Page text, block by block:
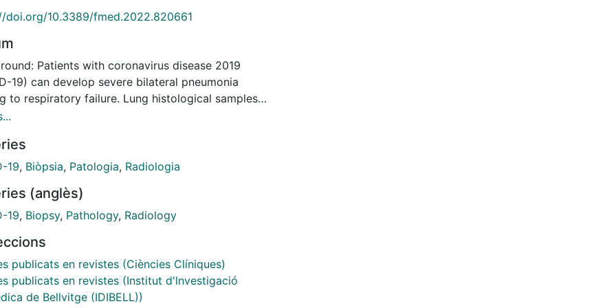
doi.org/10.3389/fmed.2022.820661
Patients with coronavirus disease 2019
19) can develop severe bilateral pneumonia
to respiratory failure. Lung histological samples
due to the high risk of contamination during
with radiological findings through lung ultrasound
postmortem core needle biopsies (CNBs) and
an observational prospective study, including
patients with severe COVID-19. The thorax
scan features. Histological findings were also
to radiological features through CNBs. Results:
was 62.56 ± 13.27 years old, with 96.7% male
Postmortem LU-guided CNBs were performed in
19, Biòpsia, Patologia, Radiologia
(anglès)
19, Biopsy, Pathology, Radiology
publicats en revistes (Ciències Clíniques)
publicats en revistes (Institut d'lnvestigació
de Bellvitge (IDIBELL))